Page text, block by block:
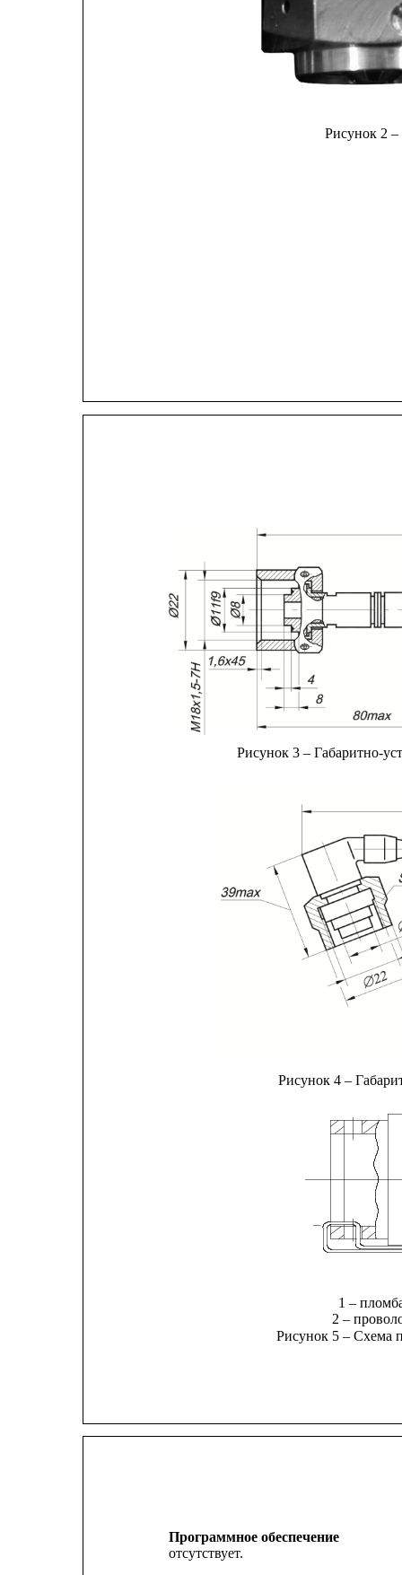
Рисунок 2
Рисунок 3 – Габаритно-
Рисунок 4 –
1 –
2 –
Рисунок 5 – Схема
Программное обеспечение
отсутствует.